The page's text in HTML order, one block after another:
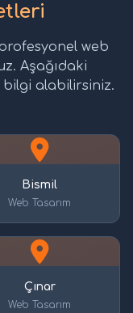
web
Aşağıdaki
bilgi alabilirsiniz.
Bismil
Web Tasarım
Çınar
Web Tasarım